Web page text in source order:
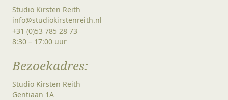
Studio Kirsten Reith
info@studiokirstenreith.nl
+31 (0)53 785 28 73
8:30 – 17:00 uur
Bezoekadres:
Studio Kirsten Reith
Gentiaan 1A